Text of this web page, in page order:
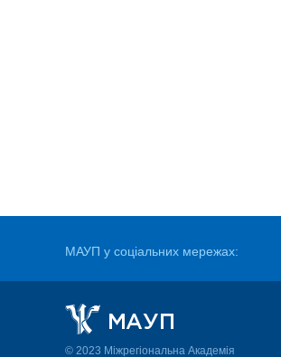
МАУП у соціальних мережах:
© 2023 Міжрегіональна Академія